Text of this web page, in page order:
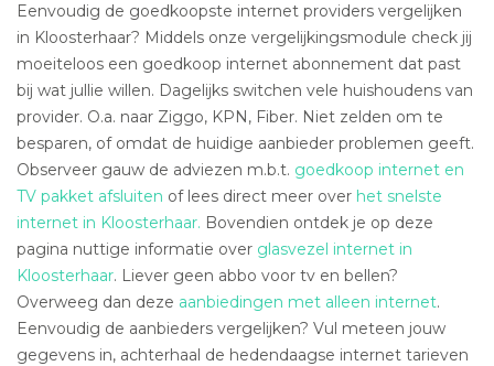
Eenvoudig de goedkoopste internet providers vergelijken
in Kloosterhaar? Middels onze vergelijkingsmodule check jij
moeiteloos een goedkoop internet abonnement dat past
bij wat jullie willen. Dagelijks switchen vele huishoudens van
provider. O.a. naar Ziggo, KPN, Fiber. Niet zelden om te
besparen, of omdat de huidige aanbieder problemen geeft.
Observeer gauw de adviezen m.b.t. goedkoop internet en
TV pakket afsluiten of lees direct meer over het snelste
internet in Kloosterhaar. Bovendien ontdek je op deze
pagina nuttige informatie over glasvezel internet in
Kloosterhaar. Liever geen abbo voor tv en bellen?
Overweeg dan deze aanbiedingen met alleen internet.
Eenvoudig de aanbieders vergelijken? Vul meteen jouw
gegevens in, achterhaal de hedendaagse internet tarieven